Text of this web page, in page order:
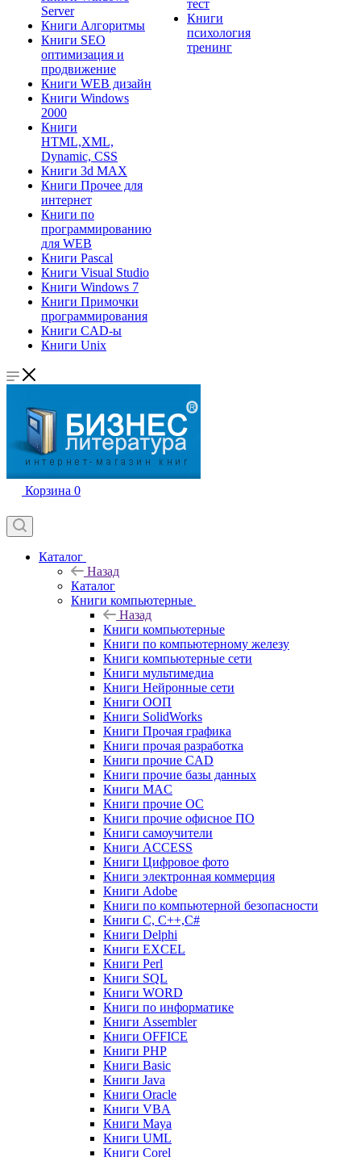
Server
Книги Алгоритмы
Книги SEO
оптимизация и
продвижение
Книги WEB дизайн
Книги Windows
2000
Книги
HTML,XML,
Dynamic, CSS
Книги 3d MAX
Книги Прочее для
интернет
Книги по
программированию
для WEB
Книги Pascal
Книги Visual Studio
Книги Windows 7
Книги Примочки
программирования
Книги CAD-ы
Книги Unix
тест
Книги
психология
тренинг
Корзина 0
Каталог
Назад
Каталог
Книги компьютерные
Назад
Книги компьютерные
Книги по компьютерному железу
Книги компьютерные сети
Книги мультимедиа
Книги Нейронные сети
Книги ООП
Книги SolidWorks
Книги Прочая графика
Книги прочая разработка
Книги прочие CAD
Книги прочие базы данных
Книги MAC
Книги прочие ОС
Книги прочие офисное ПО
Книги самоучители
Книги ACCESS
Книги Цифровое фото
Книги электронная коммерция
Книги Adobe
Книги по компьютерной безопасности
Книги C, C++,С#
Книги Delphi
Книги EXCEL
Книги Perl
Книги SQL
Книги WORD
Книги по информатике
Книги Assembler
Книги OFFICE
Книги PHP
Книги Basic
Книги Java
Книги Oracle
Книги VBA
Книги Maya
Книги UML
Книги Corel